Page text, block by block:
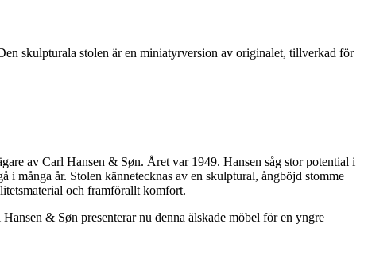
skulpturala stolen är en miniatyrversion av originalet, tillverkad för
av Carl Hansen & Søn. Året var 1949. Hansen såg stor potential i
många år. Stolen kännetecknas av en skulptural, ångböjd stomme
och framförallt komfort.
& Søn presenterar nu denna älskade möbel för en yngre